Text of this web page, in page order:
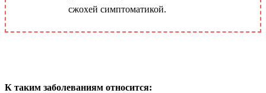
сжохей симптоматикой.
К таким заболеваниям относится: